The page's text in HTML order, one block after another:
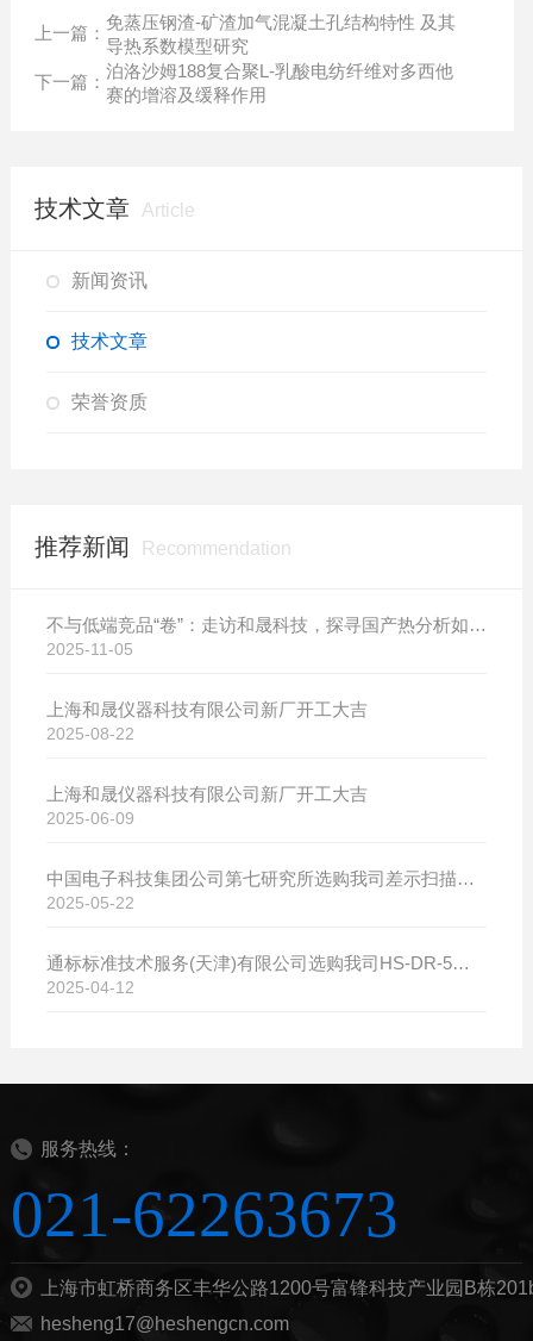
上一篇：
免蒸压钢渣-矿渣加气混凝土孔结构特性 及其
导热系数模型研究
下一篇：
泊洛沙姆188复合聚L-乳酸电纺纤维对多西他
赛的增溶及缓释作用
技术文章 Article
新闻资讯
技术文章
荣誉资质
推荐新闻 Recommendation
不与低端竞品“卷”：走访和晟科技，探寻国产热分析如何行稳致远
2025-11-05
上海和晟仪器科技有限公司新厂开工大吉
2025-08-22
上海和晟仪器科技有限公司新厂开工大吉
2025-06-09
中国电子科技集团公司第七研究所选购我司差示扫描量热仪
2025-05-22
通标标准技术服务(天津)有限公司选购我司HS-DR-5导热系数测试仪
2025-04-12
服务热线：
021-62263673
上海市虹桥商务区丰华公路1200号富锋科技产业园B栋
hesheng17@heshengcn.com